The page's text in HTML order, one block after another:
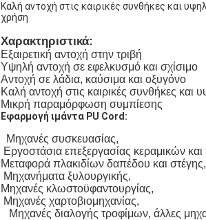
Καλή αντοχή στις καιρικές συνθήκες και
χρήση
Χαρακτηριστικά:
Εξαιρετική αντοχή στην τριβή
Υψηλή αντοχή σε εφελκυσμό και σχίσιμο
Αντοχή σε λάδια, καύσιμα και οξυγόνο
Καλή αντοχή στις καιρικές συνθήκες και
Μικρή παραμόρφωση συμπίεσης
Εφαρμογή ιμάντα PU Cord:
Μηχανές συσκευασίας,
Εργοστάσια επεξεργασίας κεραμικών
Μεταφορά πλακιδίων δαπέδου και στέγης,
Μηχανήματα ξυλουργικής,
Μηχανές κλωστοϋφαντουργίας,
Μηχανές χαρτοβιομηχανίας,
Μηχανές διαλογής τροφίμων, άλλες